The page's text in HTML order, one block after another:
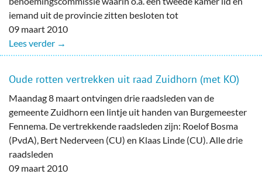
iemand uit de provincie zitten besloten tot
09 maart 2010
Lees verder →
Oude rotten vertrekken uit raad Zuidhorn (met KO)
Maandag 8 maart ontvingen drie raadsleden van de
gemeente Zuidhorn een lintje uit handen van Burgemeester
Fennema. De vertrekkende raadsleden zijn: Roelof Bosma
(PvdA), Bert Nederveen (CU) en Klaas Linde (CU). Alle drie
raadsleden
09 maart 2010